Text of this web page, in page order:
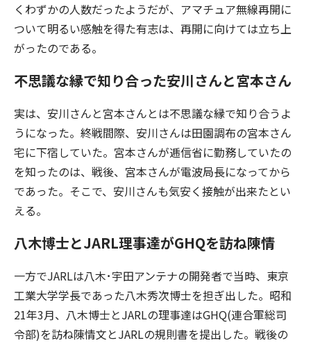
くわずかの人数だったようだが、アマチュア無線再開に
ついて明るい感触を得た有志は、再開に向けては立ち上
がったのである。
不思議な縁で知り合った安川さんと宮本さん
実は、安川さんと宮本さんとは不思議な縁で知り合うよ
うになった。終戦間際、安川さんは田園調布の宮本さん
宅に下宿していた。宮本さんが逓信省に勤務していたの
を知ったのは、戦後、宮本さんが電波局長になってから
であった。そこで、安川さんも気安く接触が出来たとい
える。
八木博士とJARL理事達がGHQを訪ね陳情
一方でJARLは八木･宇田アンテナの開発者で当時、東京
工業大学学長であった八木秀次博士を担ぎ出した。昭和
21年3月、八木博士とJARLの理事達はGHQ(連合軍総司
令部)を訪ね陳情文とJARLの規則書を提出した。戦後の